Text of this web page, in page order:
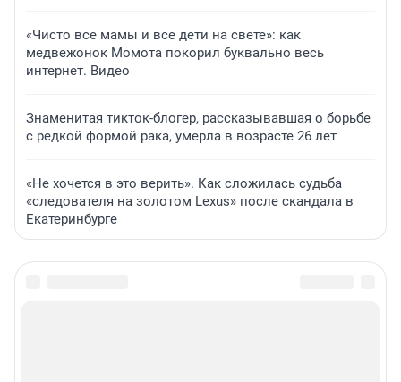
«Чисто все мамы и все дети на свете»: как
медвежонок Момота покорил буквально весь
интернет. Видео
Знаменитая тикток-блогер, рассказывавшая о борьбе
с редкой формой рака, умерла в возрасте 26 лет
«Не хочется в это верить». Как сложилась судьба
«следователя на золотом Lexus» после скандала в
Екатеринбурге